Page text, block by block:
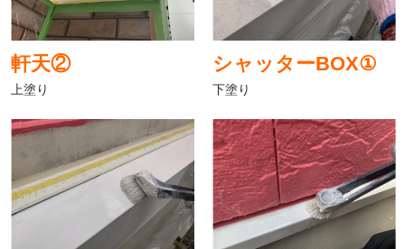
軒天②
上塗り
シャッターBOX①
下塗り